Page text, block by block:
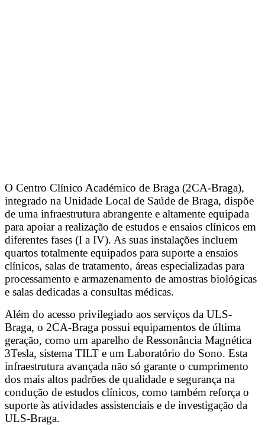
O Centro Clínico Académico de Braga (2CA-Braga),
integrado na Unidade Local de Saúde de Braga, dispõe
de uma infraestrutura abrangente e altamente equipada
para apoiar a realização de estudos e ensaios clínicos em
diferentes fases (I a IV). As suas instalações incluem
quartos totalmente equipados para suporte a ensaios
clínicos, salas de tratamento, áreas especializadas para
processamento e armazenamento de amostras biológicas
e salas dedicadas a consultas médicas.
Além do acesso privilegiado aos serviços da ULS-
Braga, o 2CA-Braga possui equipamentos de última
geração, como um aparelho de Ressonância Magnética
3Tesla, sistema TILT e um Laboratório do Sono. Esta
infraestrutura avançada não só garante o cumprimento
dos mais altos padrões de qualidade e segurança na
condução de estudos clínicos, como também reforça o
suporte às atividades assistenciais e de investigação da
ULS-Braga.